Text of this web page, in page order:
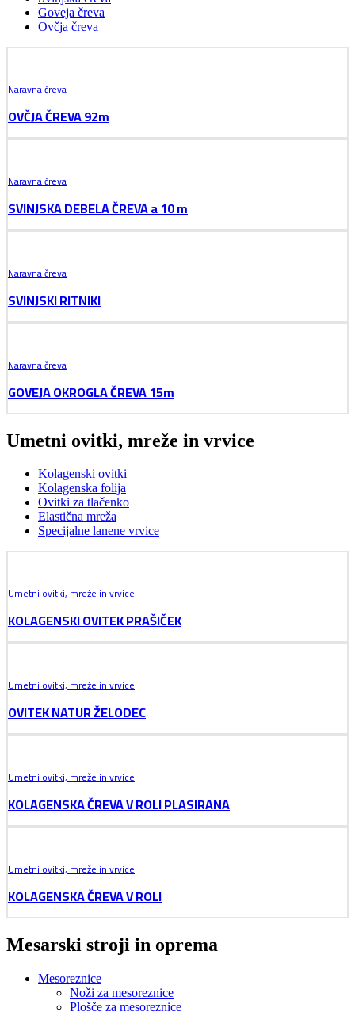
Goveja čreva
Ovčja čreva
Naravna čreva
OVČJA ČREVA 92m
Naravna čreva
SVINJSKA DEBELA ČREVA a 10 m
Naravna čreva
SVINJSKI RITNIKI
Naravna čreva
GOVEJA OKROGLA ČREVA 15m
Umetni ovitki, mreže in vrvice
Kolagenski ovitki
Kolagenska folija
Ovitki za tlačenko
Elastična mreža
Specijalne lanene vrvice
Umetni ovitki, mreže in vrvice
KOLAGENSKI OVITEK PRAŠIČEK
Umetni ovitki, mreže in vrvice
OVITEK NATUR ŽELODEC
Umetni ovitki, mreže in vrvice
KOLAGENSKA ČREVA V ROLI PLASIRANA
Umetni ovitki, mreže in vrvice
KOLAGENSKA ČREVA V ROLI
Mesarski stroji in oprema
Mesoreznice
Noži za mesoreznice
Plošče za mesoreznice